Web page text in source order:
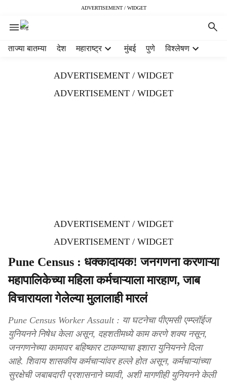
ADVERTISEMENT / WIDGET
ताज्या बातम्या देश महाराष्ट्र मुंबई पुणे विश्लेषण
ADVERTISEMENT / WIDGET
ADVERTISEMENT / WIDGET
ADVERTISEMENT / WIDGET
ADVERTISEMENT / WIDGET
Pune Census : धक्कादायक! जनगणना करणाऱ्या
महापालिकेच्या महिला कर्मचाऱ्याला मारहाण, जाब
विचारायला गेलेल्या मुलालाही मारलं
Pune Census Worker Assault : या घटनेचा पीएमसी एम्प्लॉईज
युनियनने निषेध केला असून, दहशतीमध्ये काम करणे शक्य नसून,
जनगणनेच्या कामावर बहिष्कार टाकण्याचा इशारा युनियनने दिला
आहे. शिवाय शासकीय कर्मचाऱ्यांवर हल्ले होत असून, कर्मचाऱ्यांच्या
सुरक्षेची जबाबदारी प्रशासनाने घ्यावी, अशी मागणीही युनियनने केली